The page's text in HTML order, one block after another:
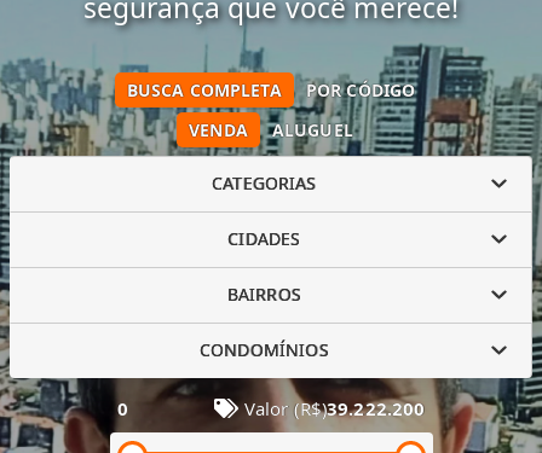
VENDA ALUGUEL
BUSCA COMPLETA POR CÓDIGO
CATEGORIAS
CIDADES
BAIRROS
CONDOMÍNIOS
0 Valor (R$)39.222.200